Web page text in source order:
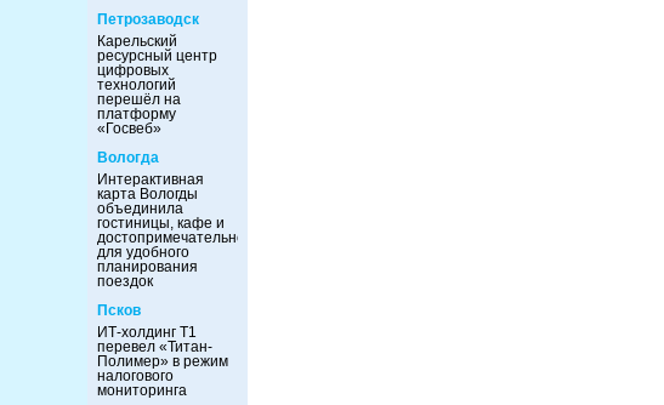
Петрозаводск
Карельский
ресурсный центр
цифровых
технологий
перешёл на
платформу
«Госвеб»
Вологда
Интерактивная
карта Вологды
объединила
гостиницы, кафе и
достопримечательности
для удобного
планирования
поездок
Псков
ИТ-холдинг Т1
перевел «Титан-
Полимер» в режим
налогового
мониторинга